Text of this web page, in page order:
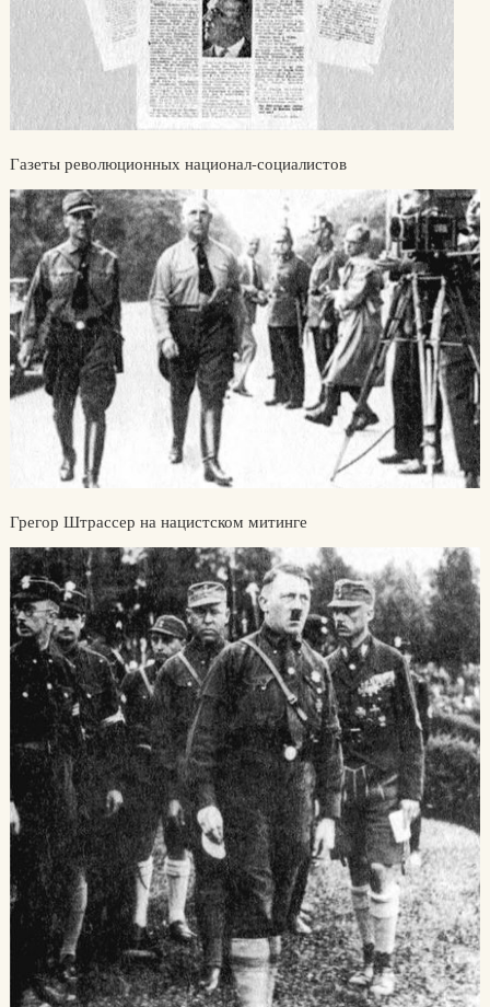
Газеты революционных национал-социалистов
Грегор Штрассер на нацистском митинге